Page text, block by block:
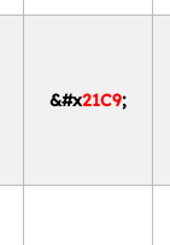
&#x21C9;